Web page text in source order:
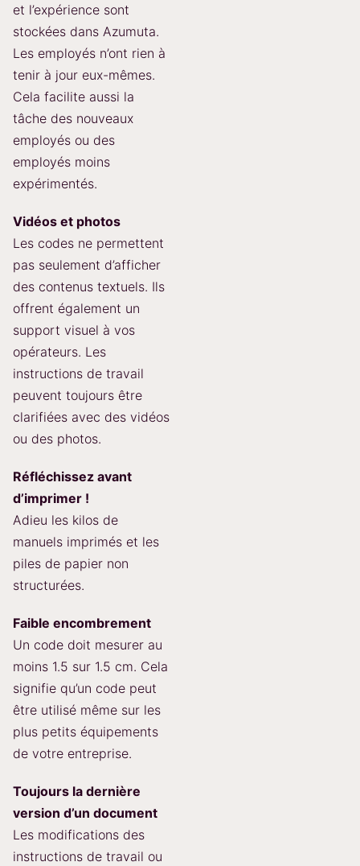
et l’expérience sont
stockées dans Azumuta.
Les employés n’ont rien à
tenir à jour eux-mêmes.
Cela facilite aussi la
tâche des nouveaux
employés ou des
employés moins
expérimentés.
Vidéos et photos
Les codes ne permettent
pas seulement d’afficher
des contenus textuels. Ils
offrent également un
support visuel à vos
opérateurs. Les
instructions de travail
peuvent toujours être
clarifiées avec des vidéos
ou des photos.
Réfléchissez avant
d’imprimer !
Adieu les kilos de
manuels imprimés et les
piles de papier non
structurées.
Faible encombrement
Un code doit mesurer au
moins 1.5 sur 1.5 cm. Cela
signifie qu’un code peut
être utilisé même sur les
plus petits équipements
de votre entreprise.
Toujours la dernière
version d’un document
Les modifications des
instructions de travail ou